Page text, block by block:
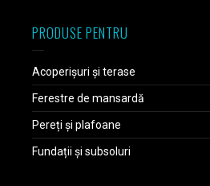
PRODUSE PENTRU
Acoperișuri și terase
Ferestre de mansardă
Pereți și plafoane
Fundații și subsoluri